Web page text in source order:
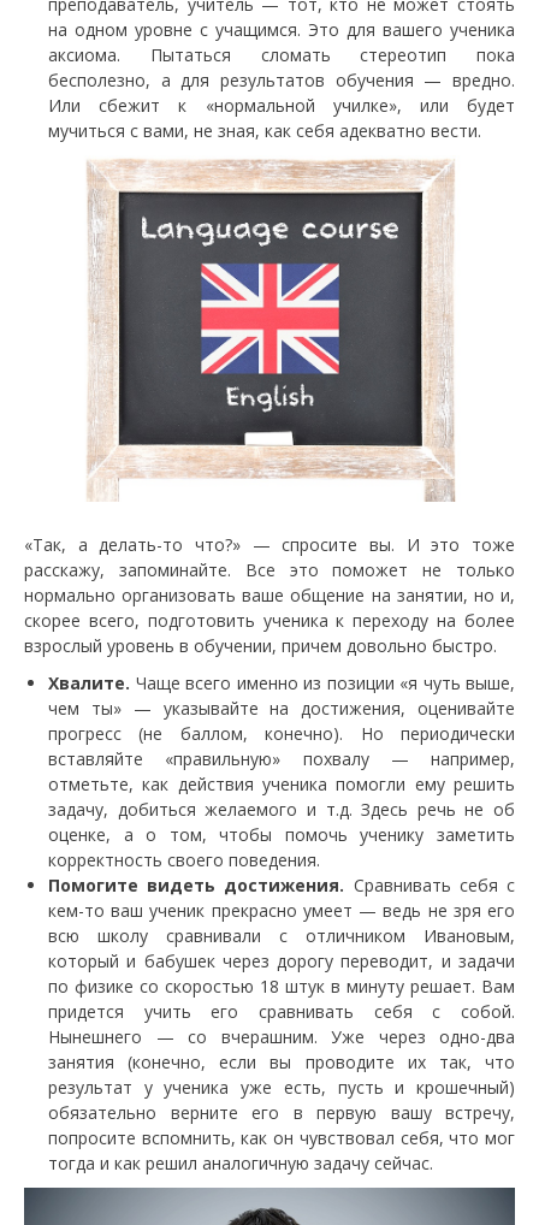
на одном уровне с учащимся. Это для вашего ученика
аксиома. Пытаться сломать стереотип пока
бесполезно, а для результатов обучения — вредно.
Или сбежит к «нормальной училке», или будет
мучиться с вами, не зная, как себя адекватно вести.
«Так, а делать-то что?» — спросите вы. И это тоже
расскажу, запоминайте. Все это поможет не только
нормально организовать ваше общение на занятии, но и,
скорее всего, подготовить ученика к переходу на более
взрослый уровень в обучении, причем довольно быстро.
Хвалите. Чаще всего именно из позиции «я чуть выше,
чем ты» — указывайте на достижения, оценивайте
прогресс (не баллом, конечно). Но периодически
вставляйте «правильную» похвалу — например,
отметьте, как действия ученика помогли ему решить
задачу, добиться желаемого и т.д. Здесь речь не об
оценке, а о том, чтобы помочь ученику заметить
корректность своего поведения.
Помогите видеть достижения. Сравнивать себя с
кем-то ваш ученик прекрасно умеет — ведь не зря его
всю школу сравнивали с отличником Ивановым,
который и бабушек через дорогу переводит, и задачи
по физике со скоростью 18 штук в минуту решает. Вам
придется учить его сравнивать себя с собой.
Нынешнего — со вчерашним. Уже через одно-два
занятия (конечно, если вы проводите их так, что
результат у ученика уже есть, пусть и крошечный)
обязательно верните его в первую вашу встречу,
попросите вспомнить, как он чувствовал себя, что мог
тогда и как решил аналогичную задачу сейчас.